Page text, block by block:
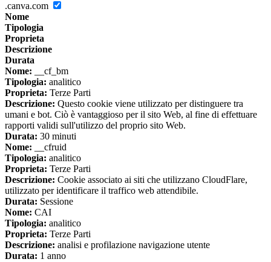
.canva.com
Nome
Tipologia
Proprieta
Descrizione
Durata
Nome: __cf_bm
Tipologia: analitico
Proprieta: Terze Parti
Descrizione: Questo cookie viene utilizzato per distinguere tra
umani e bot. Ciò è vantaggioso per il sito Web, al fine di effettuare
rapporti validi sull'utilizzo del proprio sito Web.
Durata: 30 minuti
Nome: __cfruid
Tipologia: analitico
Proprieta: Terze Parti
Descrizione: Cookie associato ai siti che utilizzano CloudFlare,
utilizzato per identificare il traffico web attendibile.
Durata: Sessione
Nome: CAI
Tipologia: analitico
Proprieta: Terze Parti
Descrizione: analisi e profilazione navigazione utente
Durata: 1 anno